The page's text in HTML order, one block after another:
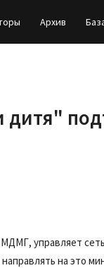
Архив
дитя"
управляет
на это